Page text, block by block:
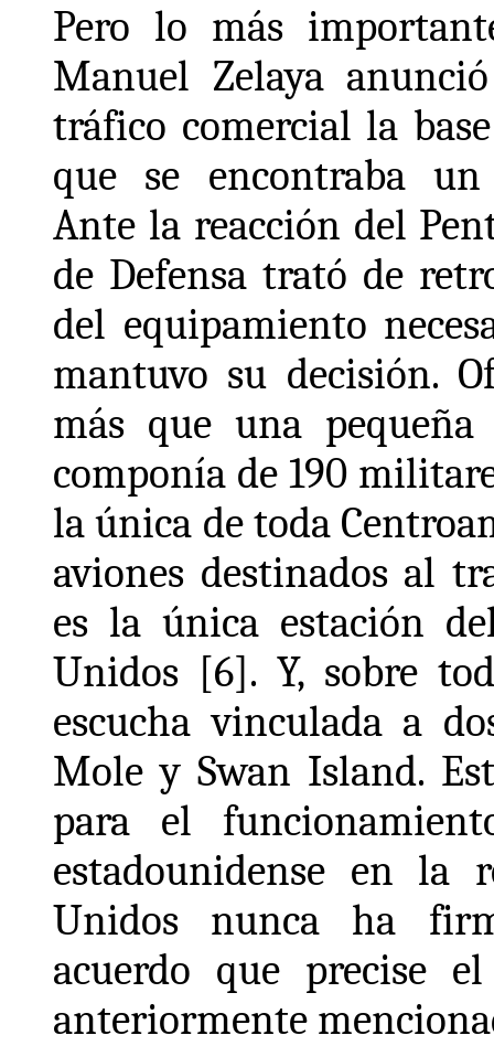
Pero lo más
Manuel Zelaya
tráfico comercial la
que se encontraba un
Ante la reacción del
de Defensa trató de
del equipamiento
mantuvo su decisión.
más que una pequeña
componía de 190
la única de toda
aviones destinados al
es la única estación
Unidos [6]. Y, sobre
escucha vinculada a
Mole y Swan Island.
para el
estadounidense en la
Unidos nunca ha
acuerdo que precise
anteriormente